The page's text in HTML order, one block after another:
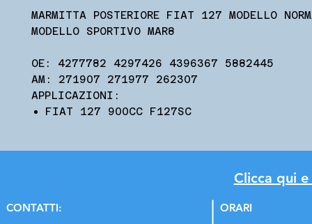
MARMITTA POSTERIORE FIAT 127 MODELLO
MODELLO SPORTIVO MAR8
OE: 4277782 4297426 4396367 5882445
AM: 271907 271977 262307
APPLICAZIONI:
FIAT 127 900CC F127SC
Clicca qui
CONTATTI:
ORARI